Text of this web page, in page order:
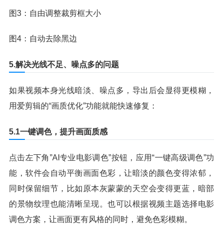
图3：自由调整裁剪框大小
图4：自动去除黑边
5.解决光线不足、噪点多的问题
如果视频本身光线暗淡、噪点多，导出后会显得更模糊，
用爱剪辑的“画质优化”功能就能快速修复：
5.1一键调色，提升画面质感
点击左下角”AI专业电影调色”按钮，应用“一键高级调色”功
能，软件会自动平衡画面色彩，让暗淡的颜色变得浓郁，
同时保留细节，比如原本灰蒙蒙的天空会变得更蓝，暗部
的景物纹理也能清晰呈现。也可以根据视频主题选择电影
调色方案，让画面更有风格的同时，避免色彩模糊。